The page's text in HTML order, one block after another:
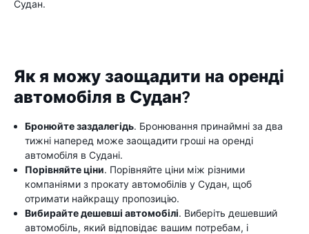
Судан.
Як я можу заощадити на оренді
автомобіля в Судан?
Бронюйте заздалегідь. Бронювання принаймні за два
тижні наперед може заощадити гроші на оренді
автомобіля в Судані.
Порівняйте ціни. Порівняйте ціни між різними
компаніями з прокату автомобілів у Судан, щоб
отримати найкращу пропозицію.
Вибирайте дешевші автомобілі. Виберіть дешевший
автомобіль, який відповідає вашим потребам, і